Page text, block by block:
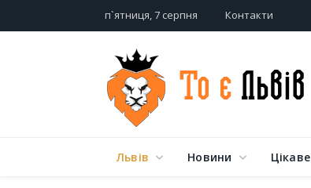
п`ятниця, 7 серпня Контакти
Львів Новини Цікаве